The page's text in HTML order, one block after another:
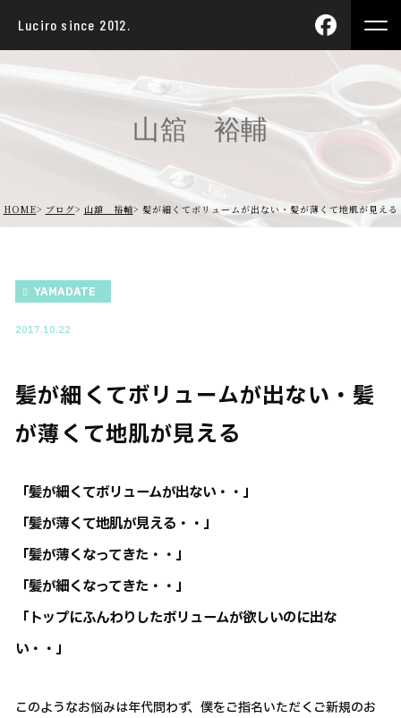
Luciro since 2012.
山舘 裕輔
HOME ブログ 山舘 裕輔 髪が細くてボリュームが出ない・髪が薄くて地肌が見える
YAMADATE
2017.10.22
髪が細くてボリュームが出ない・髪
が薄くて地肌が見える
「髪が細くてボリュームが出ない・・」
「髪が薄くて地肌が見える・・」
「髪が薄くなってきた・・」
「髪が細くなってきた・・」
「トップにふんわりしたボリュームが欲しいのに出な
い・・」
このようなお悩みは年代問わず、僕をご指名いただくご新規のお